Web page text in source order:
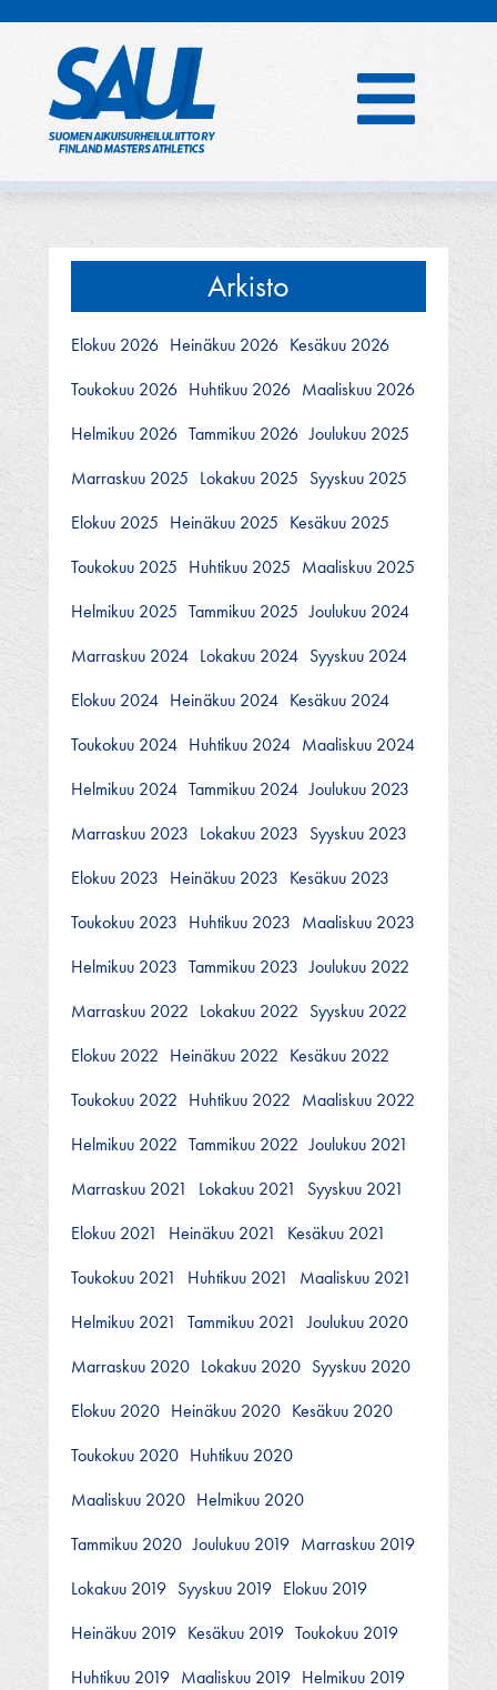
Arkisto
Elokuu 2026 Heinäkuu 2026 Kesäkuu 2026
Toukokuu 2026 Huhtikuu 2026 Maaliskuu 2026
Helmikuu 2026 Tammikuu 2026 Joulukuu 2025
Marraskuu 2025 Lokakuu 2025 Syyskuu 2025
Elokuu 2025 Heinäkuu 2025 Kesäkuu 2025
Toukokuu 2025 Huhtikuu 2025 Maaliskuu 2025
Helmikuu 2025 Tammikuu 2025 Joulukuu 2024
Marraskuu 2024 Lokakuu 2024 Syyskuu 2024
Elokuu 2024 Heinäkuu 2024 Kesäkuu 2024
Toukokuu 2024 Huhtikuu 2024 Maaliskuu 2024
Helmikuu 2024 Tammikuu 2024 Joulukuu 2023
Marraskuu 2023 Lokakuu 2023 Syyskuu 2023
Elokuu 2023 Heinäkuu 2023 Kesäkuu 2023
Toukokuu 2023 Huhtikuu 2023 Maaliskuu 2023
Helmikuu 2023 Tammikuu 2023 Joulukuu 2022
Marraskuu 2022 Lokakuu 2022 Syyskuu 2022
Elokuu 2022 Heinäkuu 2022 Kesäkuu 2022
Toukokuu 2022 Huhtikuu 2022 Maaliskuu 2022
Helmikuu 2022 Tammikuu 2022 Joulukuu 2021
Marraskuu 2021
Lokakuu 2021
Syyskuu 2021
Elokuu 2021
Heinäkuu 2021
Kesäkuu 2021
Toukokuu 2021
Huhtikuu 2021
Maaliskuu 2021
Helmikuu 2021
Tammikuu 2021
Joulukuu 2020
Marraskuu 2020 Lokakuu 2020 Syyskuu 2020
Elokuu 2020 Heinäkuu 2020 Kesäkuu 2020
Toukokuu 2020 Huhtikuu 2020
Maaliskuu 2020 Helmikuu 2020
Tammikuu 2020 Joulukuu 2019 Marraskuu 2019
Lokakuu 2019 Syyskuu 2019 Elokuu 2019
Heinäkuu 2019 Kesäkuu 2019 Toukokuu 2019
Huhtikuu 2019 Maaliskuu 2019 Helmikuu 2019